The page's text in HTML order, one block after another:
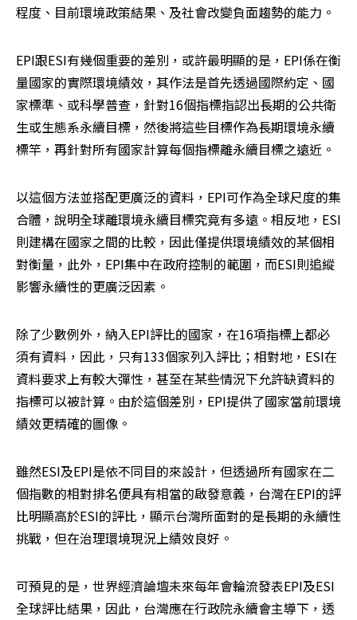
程度、目前環境政策結果、及社會改變負面趨勢的能力。
EPI跟ESI有幾個重要的差別，或許最明顯的是，EPI係在衡
量國家的實際環境績效，其作法是首先透過國際約定、國
家標準、或科學普查，針對16個指標指認出長期的公共衛
生或生態系永續目標，然後將這些目標作為長期環境永續
標竿，再針對所有國家計算每個指標離永續目標之遠近。
以這個方法並搭配更廣泛的資料，EPI可作為全球尺度的集
合體，說明全球離環境永續目標究竟有多遠。相反地，ESI
則建構在國家之間的比較，因此僅提供環境績效的某個相
對衡量，此外，EPI集中在政府控制的範圍，而ESI則追縱
影響永續性的更廣泛因素。
除了少數例外，納入EPI評比的國家，在16項指標上都必
須有資料，因此，只有133個家列入評比；相對地，ESI在
資料要求上有較大彈性，甚至在某些情況下允許缺資料的
指標可以被計算。由於這個差別，EPI提供了國家當前環境
績效更精確的圖像。
雖然ESI及EPI是依不同目的來設計，但透過所有國家在二
個指數的相對排名便具有相當的啟發意義，台灣在EPI的評
比明顯高於ESI的評比，顯示台灣所面對的是長期的永續性
挑戰，但在治理環境現況上績效良好。
可預見的是，世界經濟論壇未來每年會輪流發表EPI及ESI
全球評比結果，因此，台灣應在行政院永續會主導下，透